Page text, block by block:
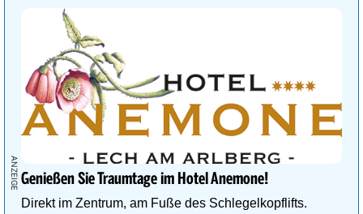
Genießen Sie Traumtage im Hotel Anemone!
Direkt im Zentrum, am Fuße des Schlegelkopflifts.